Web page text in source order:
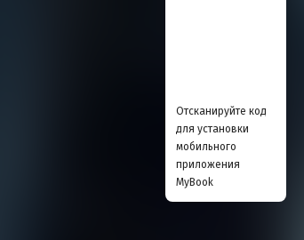
Отсканируйте код
для установки
мобильного
приложения
MyBook